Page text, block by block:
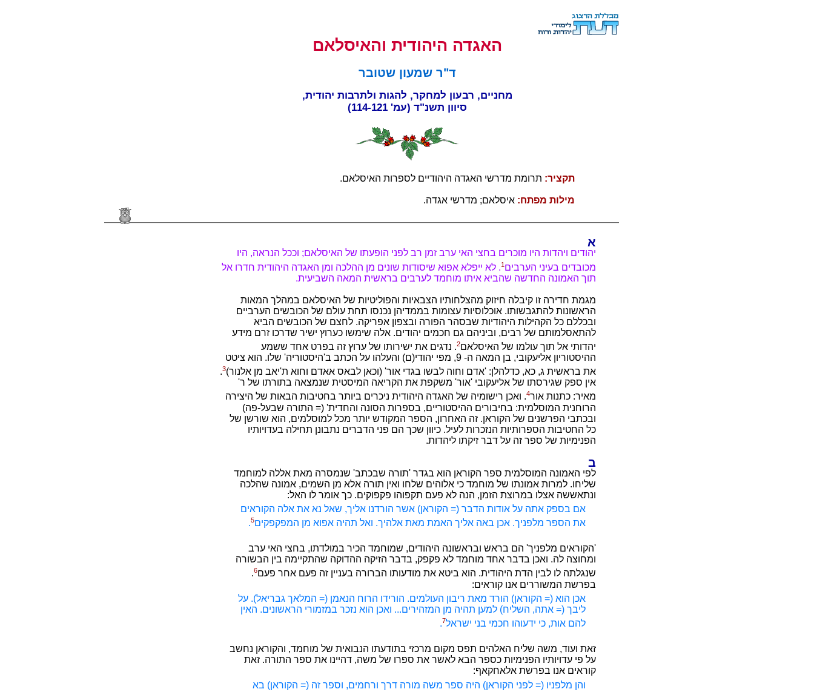
האגדה היהודית והאיסלאם
ד"ר שמעון שטובר
מחניים, רבעון למחקר, להגות ולתרבות יהודית,
סיוון תשנ"ד (עמ' 114-121)
תקציר: תרומת מדרשי האגדה היהודיים לספרות האיסלאם.
מילות מפתח: איסלאם; מדרשי אגדה.
א
יהודים ויהדות היו מוכרים בחצי האי ערב זמן רב לפני הופעתו של האיסלאם; וככל הנראה, היו
מכובדים בעיני הערבים 1. לא ייפלא אפוא שיסודות שונים מן ההלכה ומן האגדה היהודית חדרו אל
תוך האמונה החדשה שהביא איתו מוחמד לערבים בראשית המאה השביעית.
מגמת חדירה זו קיבלה חיזוק מהצלחותיו הצבאיות והפוליטיות של האיסלאם במהלך המאות
הראשונות להתגבשותו. אוכלוסיות עצומות בממדיהן נכנסו תחת עולם של הכובשים הערביים
ובכללם כל הקהילות היהודיות שבסהר הפורה ובצפון אפריקה. לחצם של הכובשים הביא
להתאסלמותם של רבים, וביניהם גם חכמים יהודים. אלה שימשו כערוץ ישיר שדרכו זרם מידע
יהדותי אל תוך עולמו של האיסלאם2. נדגים את ישירותו של ערוץ זה בפרט אחד ששמע
ההיסטוריון אליעקובי, בן המאה ה- 9, מפי יהודי(ם) והעלהו על הכתב ב'היסטוריה' שלו. הוא ציטט
את בראשית ג, כא, כדלהלן: 'אדם וחוה לבשו בגדי אור' (וכאן לבאס אאדם וחוא ת'יאב מן אלנור)3
.
אין ספק שגירסתו של אליעקובי 'אור' משקפת את הקריאה המיסטית שנמצאה בתורתו של ר'
מאיר: כתנות אור4. ואכן רישומיה של האגדה היהודית ניכרים ביותר בחטיבות הבאות של היצירה
הרוחנית המוסלמית: בחיבורים ההיסטוריים, בספרות הסונה והחדית' (= התורה שבעל-פה)
ובכתבי הפרשנים של הקוראן. זה האחרון, הספר המקודש יותר מכל למוסלמים, הוא שורשן של
כל החטיבות הספרותיות הנזכרות לעיל. כיוון שכך הם פני הדברים נתבונן תחילה בעדויותיו
הפנימיות של ספר זה על דבר זיקתו ליהדות.
ב
לפי האמונה המוסלמית ספר הקוראן הוא בגדר 'תורה שבכתב' שנמסרה מאת אללה למוחמד
שליחו. למרות אמונתו של מוחמד כי אלוהים שלחו ואין תורה אלא מן השמים, אמונה שהלכה
ונתאששה אצלו במרוצת הזמן, הנה לא פעם תקפוהו פקפוקים. כך אומר לו האל:
אם בספק אתה על אודות הדבר (= הקוראן) אשר הורדנו אליך, שאל נא את אלה הקוראים
את הספר מלפניך. אכן באה אליך האמת מאת אלהיך. ואל תהיה אפוא מן המפקפקים5
.
'הקוראים מלפניך' הם בראש ובראשונה היהודים, שמוחמד הכיר במולדתו, בחצי האי ערב
ומחוצה לה. ואכן בדבר אחד מוחמד לא פקפק, בדבר הזיקה ההדוקה שהתקיימה בין הבשורה
שנגלתה לו לבין הדת היהודית. הוא ביטא את מודעותו הברורה בעניין זה פעם אחר פעם6
.
בפרשת המשוררים אנו קוראים:
אכן הוא (= הקוראן) הורד מאת ריבון העולמים. הורידו הרוח הנאמן (= המלאך גבריאל). על
ליבך (= אתה, השליח) למען תהיה מן המזהירים... ואכן הוא נזכר במזמורי הראשונים. האין
להם אות, כי ידעוהו חכמי בני ישראל7
.
זאת ועוד, משה שליח האלהים תפס מקום מרכזי בתודעתו הנבואית של מוחמד, והקוראן נחשב
על פי עדויותיו הפנימיות כספר הבא לאשר את ספרו של משה, דהיינו את ספר התורה. זאת
קוראים אנו בפרשת אלאחקאף:
והן מלפניו (= לפני הקוראן) היה ספר משה מורה דרך ורחמים, וספר זה (= הקוראן) בא